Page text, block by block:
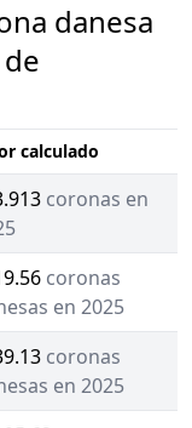
danesa
calculado
coronas en
coronas
en 2025
coronas
en 2025